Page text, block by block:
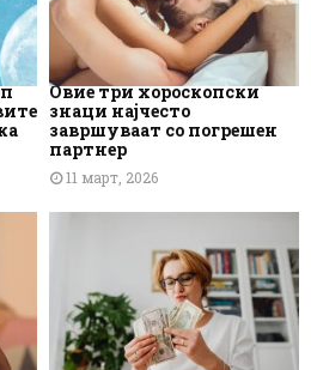
Овие три хороскопски
знаци најчесто
завршуваат со погрешен
партнер
11 март, 2026